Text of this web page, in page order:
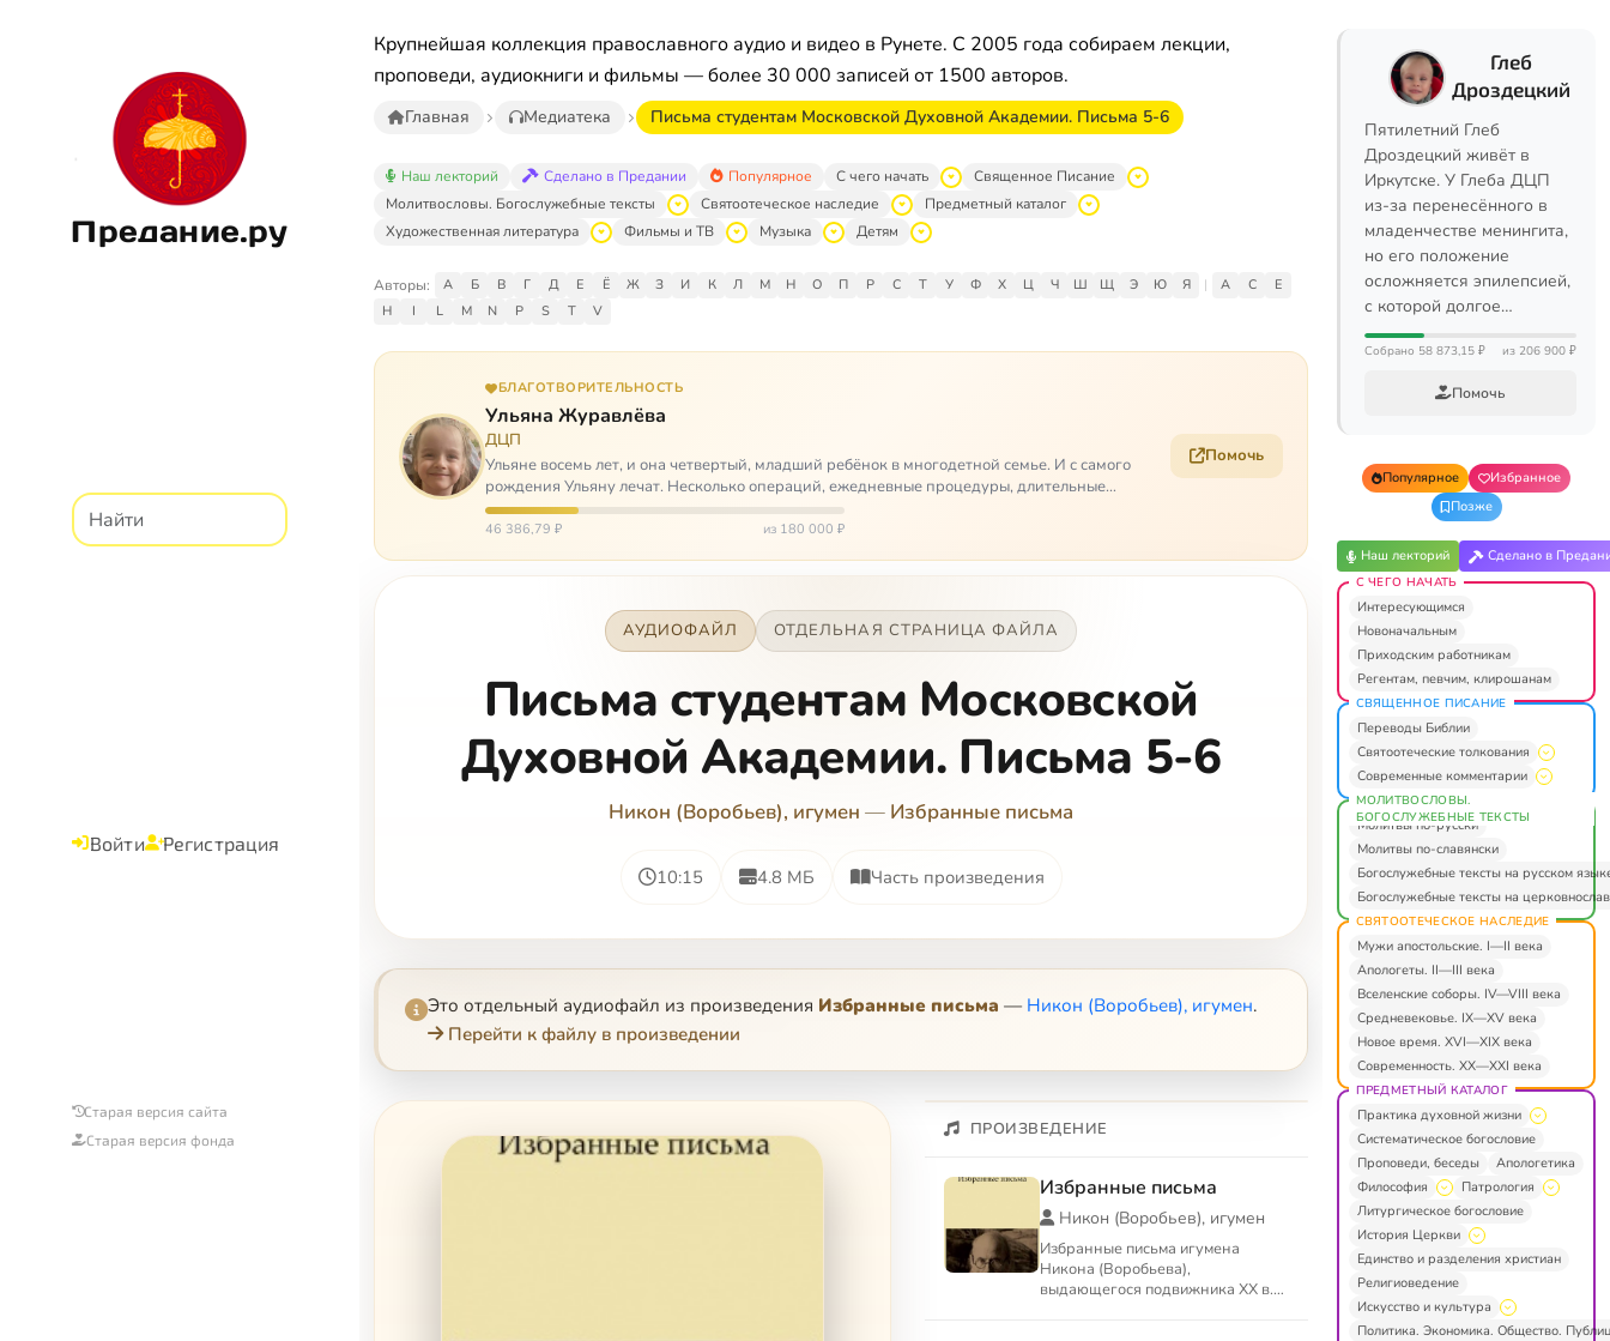
Предание.ру
Войти Регистрация
Старая версия сайта
Старая версия фонда
Крупнейшая коллекция православного аудио и видео в Рунете. С 2005 года собираем лекции,
проповеди, аудиокниги и фильмы — более 30 000 записей от 1500 авторов.
Главная Медиатека Письма студентам Московской Духовной Академии. Письма 5-6
Наш лекторий Сделано в Предании Популярное С чего начать
Священное Писание
Молитвословы. Богослужебные тексты
Святоотеческое наследие
Предметный каталог
Художественная литература
Фильмы и ТВ Музыка Детям
Авторы: А Б В Г Д Е Ё Ж З И К Л М Н О П Р С Т У Ф Х Ц Ч Ш Щ Э Ю Я | A C
E
H
I L M N P S T V
БЛАГОТВОРИТЕЛЬНОСТЬ
Ульяна Журавлёва
ДЦП
Ульяне восемь лет, и она четвертый, младший ребёнок в многодетной семье. И с самого
рождения Ульяну лечат. Несколько операций, ежедневные процедуры, длительные
реабилитации и беско…
46 386,79 ₽ из 180 000 ₽
Помочь
АУДИОФАЙЛ ОТДЕЛЬНАЯ СТРАНИЦА ФАЙЛА
Письма студентам Московской
Духовной Академии. Письма 5-6
Никон (Воробьев), игумен — Избранные письма
10:15 4.8 МБ Часть произведения
Это отдельный аудиофайл из произведения Избранные письма — Никон (Воробьев), игумен.
Перейти к файлу в произведении
ПРОИЗВЕДЕНИЕ
Избранные письма
Никон (Воробьев), игумен
Избранные письма игумена
Никона (Воробьева),
выдающегося подвижника XX в.
Глеб
Дроздецкий
Пятилетний Глеб
Дроздецкий живёт в
Иркутске. У Глеба ДЦП
из-за перенесённого в
младенчестве менингита,
но его положение
осложняется эпилепсией,
с которой долгое…
Собрано 58 873,15 ₽ из 206 900 ₽
Помочь
Популярное
Избранное
Позже
Наш лекторий Сделано в
С ЧЕГО НАЧАТЬ
Интересующимся
Новоначальным
Приходским работникам
Регентам, певчим, клирошанам
СВЯЩЕННОЕ ПИСАНИЕ
Переводы Библии
Святоотеческие толкования
Современные комментарии
МОЛИТВОСЛОВЫ.
БОГОСЛУЖЕБНЫЕ ТЕКСТЫ
Молитвы по-русски
Молитвы по-славянски
Богослужебные тексты на русском
Богослужебные тексты на
СВЯТООТЕЧЕСКОЕ НАСЛЕДИЕ
Мужи апостольские. I—II века
Апологеты. II—III века
Вселенские соборы. IV—VIII века
Средневековье. IX—XV века
Новое время. XVI—XIX века
Современность. XX—XXI века
ПРЕДМЕТНЫЙ КАТАЛОГ
Практика духовной жизни
Систематическое богословие
Проповеди, беседы
Апологетика
Философия
Патрология
Литургическое богословие
История Церкви
Единство и разделения христиан
Религиоведение
Искусство и культура
Политика. Экономика. Общество.